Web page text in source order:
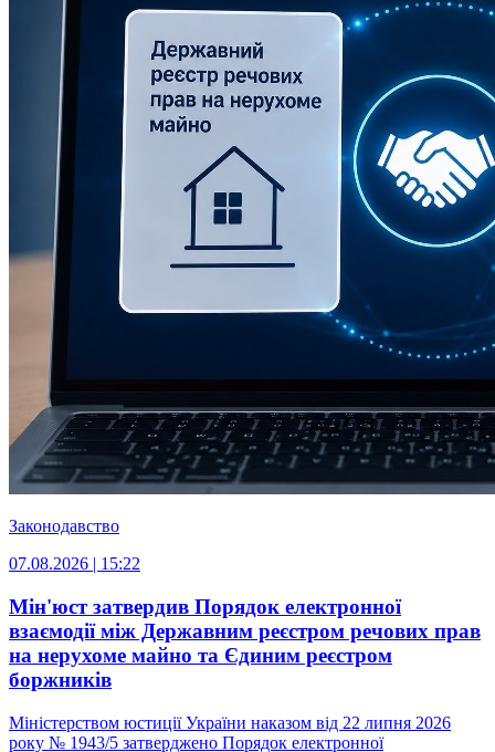
Законодавство
07.08.2026 | 15:22
Мін'юст затвердив Порядок електронної
взаємодії між Державним реєстром речових прав
на нерухоме майно та Єдиним реєстром
боржників
Міністерством юстиції України наказом від 22 липня 2026
року № 1943/5 затверджено Порядок електронної